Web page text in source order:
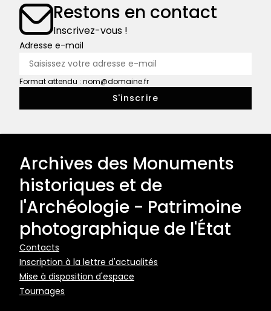
Restons en contact
Inscrivez-vous !
Adresse e-mail
Format attendu : nom@domaine.fr
Archives des Monuments
historiques et de
l'Archéologie - Patrimoine
photographique de l'État
Pied
de
page
Contacts
Inscription à la lettre d'actualités
Mise à disposition d'espace
Tournages